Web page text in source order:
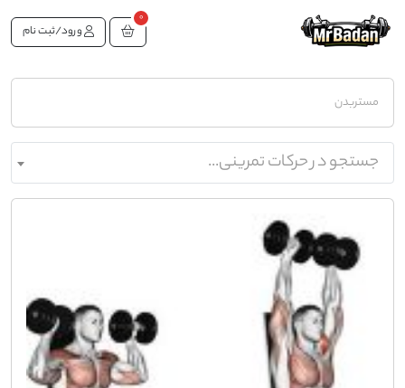
0
ورود/ثبت نام
مستربدن
جستجو در حرکات تمرینی...